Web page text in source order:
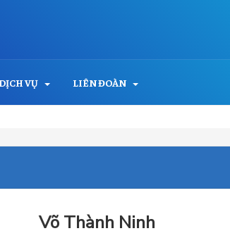
DỊCH VỤ LIÊN ĐOÀN
Võ Thành Ninh